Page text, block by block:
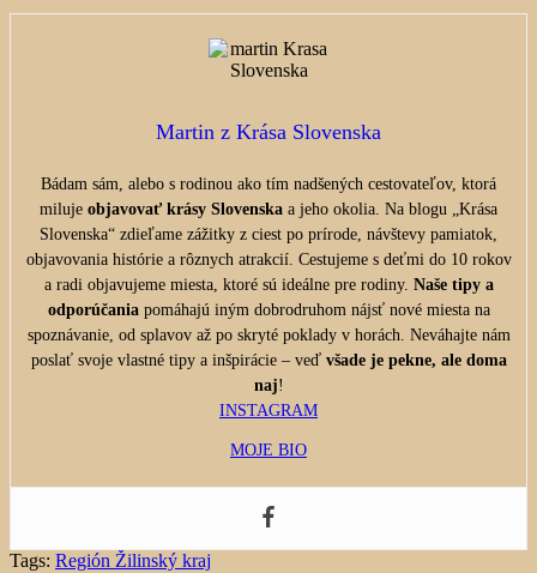
Martin z Krása Slovenska
Bádam sám, alebo s rodinou ako tím nadšených cestovateľov, ktorá
miluje objavovať krásy Slovenska a jeho okolia. Na blogu „Krása
Slovenska“ zdieľame zážitky z ciest po prírode, návštevy pamiatok,
objavovania histórie a rôznych atrakcií. Cestujeme s deťmi do 10 rokov
a radi objavujeme miesta, ktoré sú ideálne pre rodiny. Naše tipy a
odporúčaniapomáhajú iným dobrodruhom nájsť nové miesta na
spoznávanie, od splavov až po skryté poklady v horách. Neváhajte nám
poslať svoje vlastné tipy a inšpirácie – veď všade je pekne, ale doma
naj!
INSTAGRAM
MOJE BIO
Tags: Región Žilinský kraj